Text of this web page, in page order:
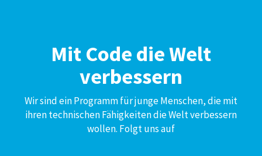
Mit Code die Welt
verbessern
Wir sind ein Programm für junge Menschen, die mit
ihren technischen Fähigkeiten die Welt verbessern
wollen. Folgt uns auf